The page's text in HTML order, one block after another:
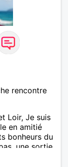
rencontre
Loir, Je suis
en amitié
bonheurs du
une sortie,
détente à